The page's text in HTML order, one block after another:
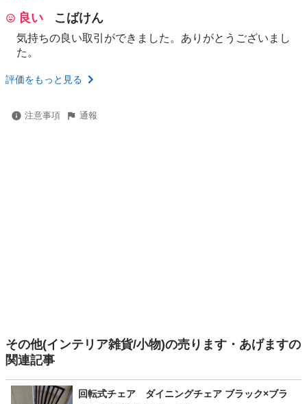
良い
こばけん
気持ちの良い取引ができました。ありがとうございまし
た。
評価をもっと見る
注意事項 通報
その他(インテリア雑貨/小物)の売ります・あげますの
関連記事
回転式チェア ダイニングチェア ブラック×ブラ